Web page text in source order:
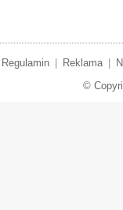
Regulamin Reklama
©